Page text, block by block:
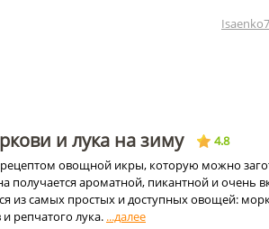
и лука на зиму
4.8
овощной икры, которую можно
получается ароматной, пикантной и очень
из самых простых и доступных овощей:
репчатого лука.